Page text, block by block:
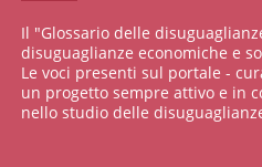
Il "Glossario delle
disuguaglianze economiche e
Le voci presenti sul portale -
un progetto sempre attivo e in
nello studio delle